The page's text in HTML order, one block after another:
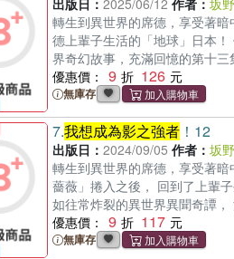
出版日： 2025/06/12 作者： 坂
轉生到異世界的席德，享受著
德上輩子生活的「地球」日本
界奇幻故事，充滿回憶的第十
為小說家吧」人氣作品《
的第十三集!! ★首刷限定！隨書
優惠價： 9 126
無庫存
7.我想成為影之強者 ！12
出版日： 2024/09/05 作者： 坂
轉生到異世界的席德，享受著
薔薇」捲入之後， 回到了上輩
如往常炸裂的異世界異聞奇譚
往常的誤會、一如往常炸裂的
優惠價： 9 117
無庫存